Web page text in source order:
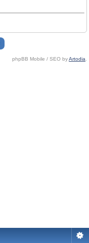
phpBB Mobile / SEO byArtodia